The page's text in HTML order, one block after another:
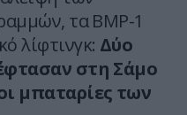
τα BMP-1
λίφτινγκ: Δύο
στη Σάμο
μπαταρίες των